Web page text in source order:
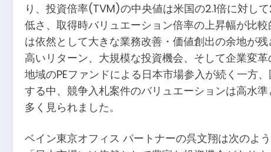
り、投資倍率(TVM)の中央値は米国の2.1倍に対し
低さ、取得時バリュエーション倍率の上昇幅が比
は依然として大きな業務改善・価値創出の余地が残
高いリターン、大規模な投資機会、そして企業変
地域のPEファンドによる日本市場参入が続く一方
する中、競争入札案件のバリュエーションは高水
多く見られました。
ベイン東京オフィス パートナーの呉文翔は次のよう